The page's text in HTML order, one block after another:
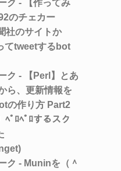
社のサイトか
てtweetするbot
ﾟﾛﾍﾟﾛするスク